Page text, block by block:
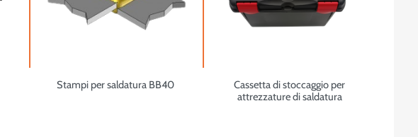
Stampi per saldatura BB40
Cassetta di stoccaggio per
attrezzature di saldatura